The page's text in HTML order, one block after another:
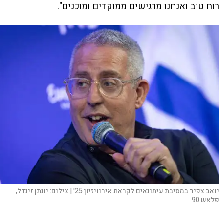
רוח טוב ואנחנו מרגישים ממוקדים ומוכנים".
יואב צפיר במסיבת עיתונאים לקראת אירוויזיון 25' | צילום:יונתן זינדל,
פלאש 90